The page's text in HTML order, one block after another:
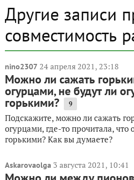
Другие записи
совместимость
nino2307 24 апреля 2021, 23:18
Можно ли сажать
огурцами, не будут ли
горькими? 9
Подскажите, можно ли сажать
огурцами, где-то прочитала, что
горькими? Как вы думаете?
Askarovaolga 3 августа 2021, 10:41